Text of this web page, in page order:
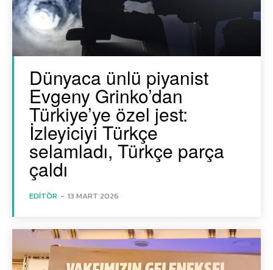
Dünyaca ünlü piyanist
Evgeny Grinko’dan
Türkiye’ye özel jest:
İzleyiciyi Türkçe
selamladı, Türkçe parça
çaldı
EDITÖR - 13 MART 2026